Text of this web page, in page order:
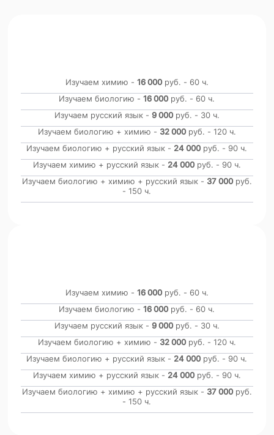
Изучаем химию - 16 000 руб. - 60 ч.
Изучаем биологию -16 000 руб. - 60 ч.
Изучаем русский язык - 9 000 руб. - 30 ч.
Изучаем биологию + химию - 32 000 руб. - 120 ч.
Изучаем биологию + русский язык - 24 000 руб. - 90 ч.
Изучаем химию + русский язык - 24 000 руб. - 90 ч.
Изучаем биологию + химию + русский язык - 37 000 руб.
- 150 ч.
Изучаем химию - 16 000 руб. - 60 ч.
Изучаем биологию -16 000 руб. - 60 ч.
Изучаем русский язык - 9 000 руб. - 30 ч.
Изучаем биологию + химию - 32 000 руб. - 120 ч.
Изучаем биологию + русский язык - 24 000 руб. - 90 ч.
Изучаем химию + русский язык - 24 000 руб. - 90 ч.
Изучаем биологию + химию + русский язык - 37 000 руб.
- 150 ч.